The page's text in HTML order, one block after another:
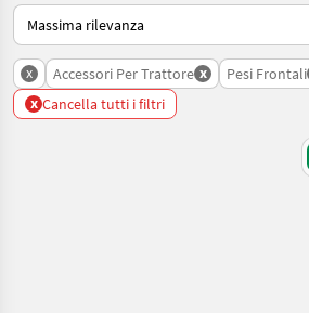
Ecco come viene ordinato su Landwirt.com
x Accessori Per Trattore x Pesi Frontali
x Cancella tutti i filtri